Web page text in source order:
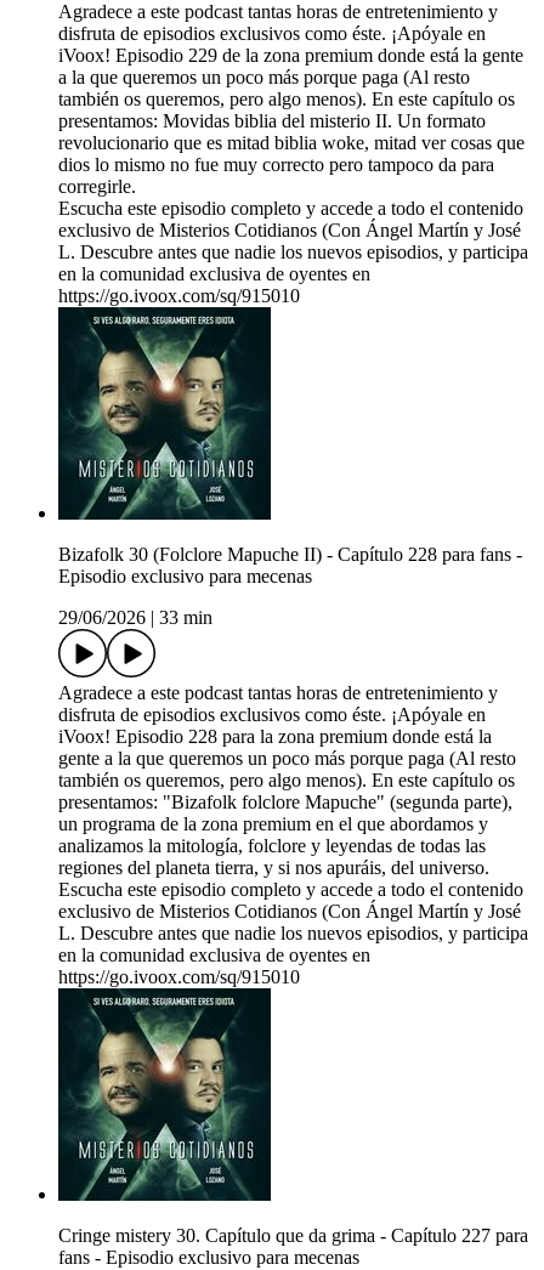
Agradece a este podcast tantas horas de entretenimiento y
disfruta de episodios exclusivos como éste. ¡Apóyale en
iVoox! Episodio 229 de la zona premium donde está la gente
a la que queremos un poco más porque paga (Al resto
también os queremos, pero algo menos). En este capítulo os
presentamos: Movidas biblia del misterio II. Un formato
revolucionario que es mitad biblia woke, mitad ver cosas que
dios lo mismo no fue muy correcto pero tampoco da para
corregirle.
Escucha este episodio completo y accede a todo el contenido
exclusivo de Misterios Cotidianos (Con Ángel Martín y José
L. Descubre antes que nadie los nuevos episodios, y participa
en la comunidad exclusiva de oyentes en
https://go.ivoox.com/sq/915010
Bizafolk 30 (Folclore Mapuche II) - Capítulo 228 para fans -
Episodio exclusivo para mecenas
29/06/2026
33 min
Agradece a este podcast tantas horas de entretenimiento y
disfruta de episodios exclusivos como éste. ¡Apóyale en
iVoox! Episodio 228 para la zona premium donde está la
gente a la que queremos un poco más porque paga (Al resto
también os queremos, pero algo menos). En este capítulo os
presentamos: "Bizafolk folclore Mapuche" (segunda parte),
un programa de la zona premium en el que abordamos y
analizamos la mitología, folclore y leyendas de todas las
regiones del planeta tierra, y si nos apuráis, del universo.
Escucha este episodio completo y accede a todo el contenido
exclusivo de Misterios Cotidianos (Con Ángel Martín y José
L. Descubre antes que nadie los nuevos episodios, y participa
en la comunidad exclusiva de oyentes en
https://go.ivoox.com/sq/915010
Cringe mistery 30. Capítulo que da grima - Capítulo 227 para
fans - Episodio exclusivo para mecenas